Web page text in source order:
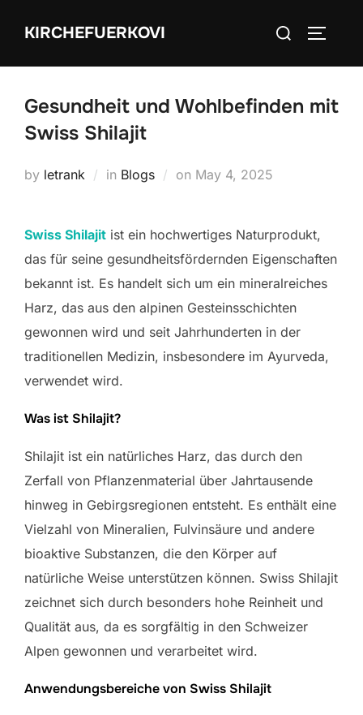
KIRCHEFUERKOVI
Search
Gesundheit und Wohlbefinden mit
Swiss Shilajit
by letrank in Blogs on Posted
May 4, 2025
Swiss Shilajit ist ein hochwertiges Naturprodukt,
das für seine gesundheitsfördernden Eigenschaften
bekannt ist. Es handelt sich um ein mineralreiches
Harz, das aus den alpinen Gesteinsschichten
gewonnen wird und seit Jahrhunderten in der
traditionellen Medizin, insbesondere im Ayurveda,
verwendet wird.
Was ist Shilajit?
Shilajit ist ein natürliches Harz, das durch den
Zerfall von Pflanzenmaterial über Jahrtausende
hinweg in Gebirgsregionen entsteht. Es enthält eine
Vielzahl von Mineralien, Fulvinsäure und andere
bioaktive Substanzen, die den Körper auf
natürliche Weise unterstützen können. Swiss Shilajit
zeichnet sich durch besonders hohe Reinheit und
Qualität aus, da es sorgfältig in den Schweizer
Alpen gewonnen und verarbeitet wird.
Anwendungsbereiche von Swiss Shilajit